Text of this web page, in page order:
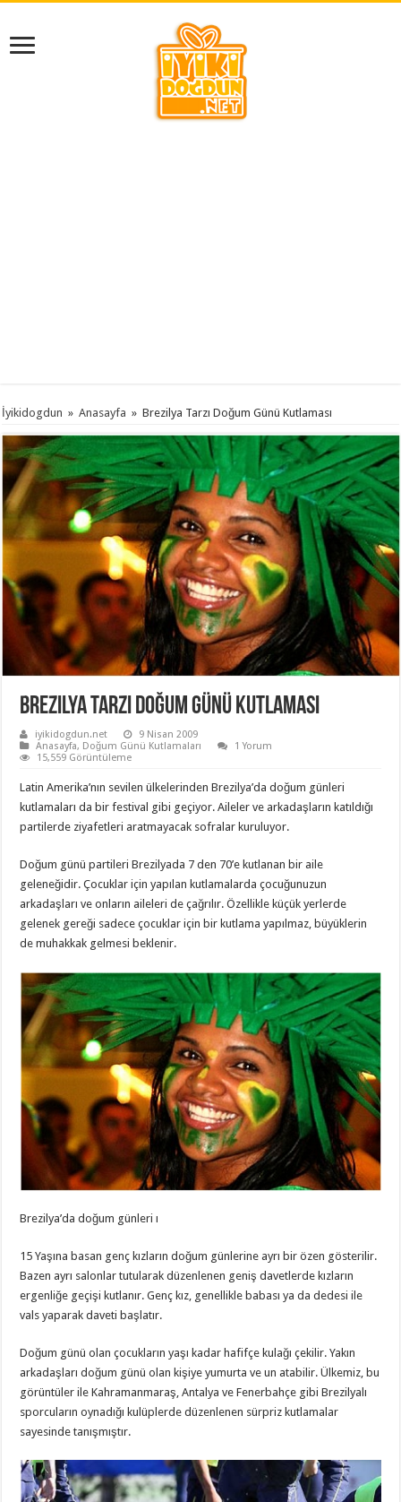
İyikidogdun » Anasayfa » Brezilya Tarzı Doğum Günü Kutlaması
Brezilya Tarzı Doğum Günü Kutlaması
iyikidogdun.net
9 Nisan 2009
Anasayfa, Doğum Günü Kutlamaları
1 Yorum
15,559 Görüntüleme
Latin Amerika’nın sevilen ülkelerinden Brezilya’da doğum günleri
kutlamaları da bir festival gibi geçiyor. Aileler ve arkadaşların katıldığı
partilerde ziyafetleri aratmayacak sofralar kuruluyor.
Doğum günü partileri Brezilyada 7 den 70’e kutlanan bir aile
geleneğidir. Çocuklar için yapılan kutlamalarda çocuğunuzun
arkadaşları ve onların aileleri de çağrılır. Özellikle küçük yerlerde
gelenek gereği sadece çocuklar için bir kutlama yapılmaz, büyüklerin
de muhakkak gelmesi beklenir.
Brezilya’da doğum günleri ı
15 Yaşına basan genç kızların doğum günlerine ayrı bir özen gösterilir.
Bazen ayrı salonlar tutularak düzenlenen geniş davetlerde kızların
ergenliğe geçişi kutlanır. Genç kız, genellikle babası ya da dedesi ile
vals yaparak daveti başlatır.
Doğum günü olan çocukların yaşı kadar hafifçe kulağı çekilir. Yakın
arkadaşları doğum günü olan kişiye yumurta ve un atabilir. Ülkemiz, bu
görüntüler ile Kahramanmaraş, Antalya ve Fenerbahçe gibi Brezilyalı
sporcuların oynadığı kulüplerde düzenlenen sürpriz kutlamalar
sayesinde tanışmıştır.